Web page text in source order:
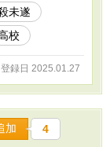
未遂
校
登録日 2025.01.27
加 4